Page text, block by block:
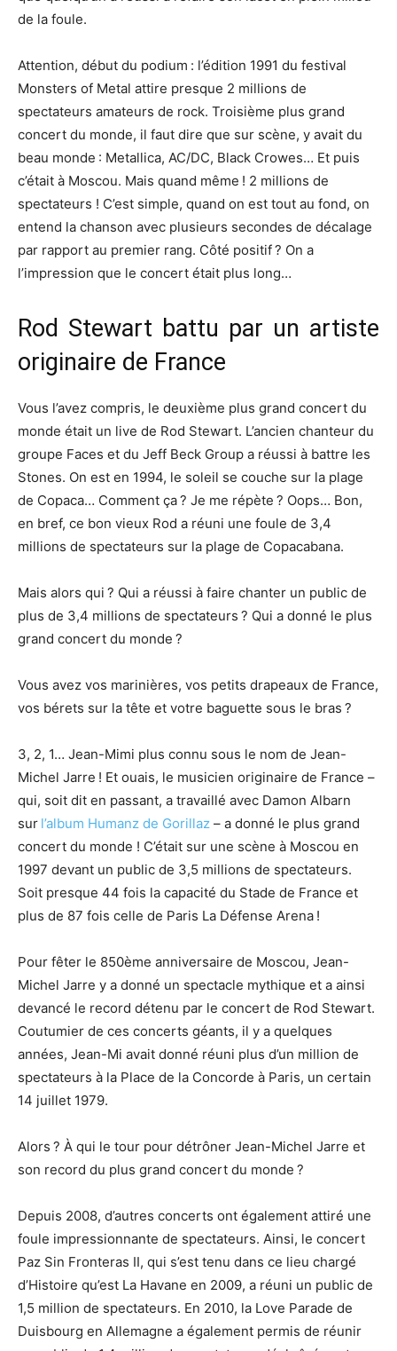
de la foule.
Attention, début du podium : l’édition 1991 du festival
Monsters of Metal attire presque 2 millions de
spectateurs amateurs de rock. Troisième plus grand
concert du monde, il faut dire que sur scène, y avait du
beau monde : Metallica, AC/DC, Black Crowes… Et puis
c’était à Moscou. Mais quand même ! 2 millions de
spectateurs ! C’est simple, quand on est tout au fond, on
entend la chanson avec plusieurs secondes de décalage
par rapport au premier rang. Côté positif ? On a
l’impression que le concert était plus long…
Rod Stewart battu par un artiste
originaire de France
Vous l’avez compris, le deuxième plus grand concert du
monde était un live de Rod Stewart. L’ancien chanteur du
groupe Faces et du Jeff Beck Group a réussi à battre les
Stones. On est en 1994, le soleil se couche sur la plage
de Copaca… Comment ça ? Je me répète ? Oops… Bon,
en bref, ce bon vieux Rod a réuni une foule de 3,4
millions de spectateurs sur la plage de Copacabana.
Mais alors qui ? Qui a réussi à faire chanter un public de
plus de 3,4 millions de spectateurs ? Qui a donné le plus
grand concert du monde ?
Vous avez vos marinières, vos petits drapeaux de France,
vos bérets sur la tête et votre baguette sous le bras ?
3, 2, 1… Jean-Mimi plus connu sous le nom de Jean-
Michel Jarre ! Et ouais, le musicien originaire de France –
qui, soit dit en passant, a travaillé avec Damon Albarn
sur l’album Humanz de Gorillaz – a donné le plus grand
concert du monde ! C’était sur une scène à Moscou en
1997 devant un public de 3,5 millions de spectateurs.
Soit presque 44 fois la capacité du Stade de France et
plus de 87 fois celle de Paris La Défense Arena !
Pour fêter le 850ème anniversaire de Moscou, Jean-
Michel Jarre y a donné un spectacle mythique et a ainsi
devancé le record détenu par le concert de Rod Stewart.
Coutumier de ces concerts géants, il y a quelques
années, Jean-Mi avait donné réuni plus d’un million de
spectateurs à la Place de la Concorde à Paris, un certain
14 juillet 1979.
Alors ? À qui le tour pour détrôner Jean-Michel Jarre et
son record du plus grand concert du monde ?
Depuis 2008, d’autres concerts ont également attiré une
foule impressionnante de spectateurs. Ainsi, le concert
Paz Sin Fronteras II, qui s’est tenu dans ce lieu chargé
d’Histoire qu’est La Havane en 2009, a réuni un public de
1,5 million de spectateurs. En 2010, la Love Parade de
Duisbourg en Allemagne a également permis de réunir